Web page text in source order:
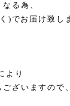
る為、
)でお届け致し
より
ざいますので、